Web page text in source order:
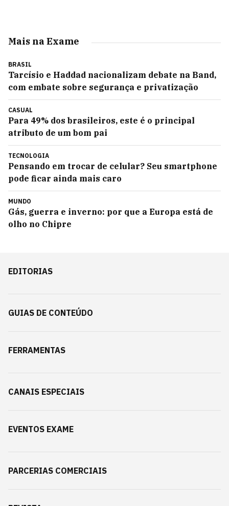
Mais na Exame
BRASIL
Tarcísio e Haddad nacionalizam debate na Band,
com embate sobre segurança e privatização
CASUAL
Para 49% dos brasileiros, este é o principal
atributo de um bom pai
TECNOLOGIA
Pensando em trocar de celular? Seu smartphone
pode ficar ainda mais caro
MUNDO
Gás, guerra e inverno: por que a Europa está de
olho no Chipre
EDITORIAS
GUIAS DE CONTEÚDO
FERRAMENTAS
CANAIS ESPECIAIS
EVENTOS EXAME
PARCERIAS COMERCIAIS